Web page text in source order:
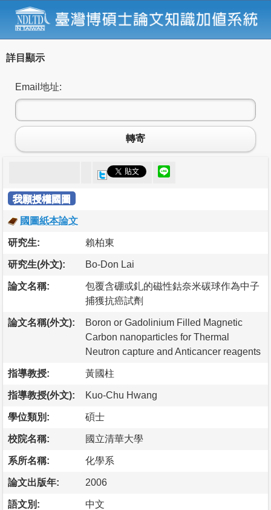
詳目顯示
Email地址:
轉寄
我願授權國圖
國圖紙本論文
研究生: 賴柏東
研究生(外文): Bo-Don Lai
論文名稱:
包覆含硼或釓的磁性鈷奈米碳球作為中子
捕獲抗癌試劑
論文名稱(外文):
Boron or Gadolinium Filled Magnetic
Carbon nanoparticles for Thermal
Neutron capture and Anticancer reagents
指導教授: 黃國柱
指導教授(外文): Kuo-Chu Hwang
學位類別: 碩士
校院名稱: 國立清華大學
系所名稱: 化學系
論文出版年: 2006
語文別: 中文